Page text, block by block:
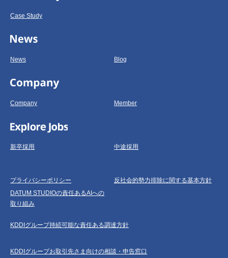
Case Study
News Blog
Company Member
新卒採用 中途採用
プライバシーポリシー
反社会的勢力排除に関する基本方針
DATUM STUDIOの責任あるAIへの
取り組み
KDDIグループ持続可能な責任ある調達方針
KDDIグループお取引先さま向けの相談・申告窓口